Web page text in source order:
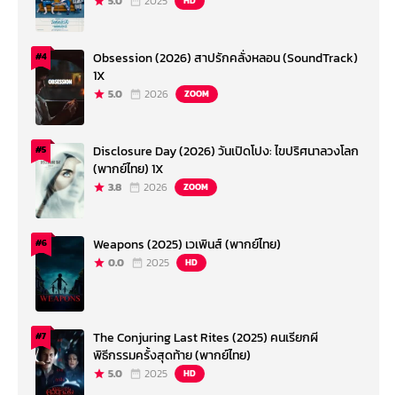
#4
Obsession (2026) สาปรักคลั่งหลอน (SoundTrack)
1X
5.0 2026 ZOOM
#5
Disclosure Day (2026) วันเปิดโปง: ไขปริศนาลวงโลก
(พากย์ไทย) 1X
3.8 2026 ZOOM
#6 Weapons (2025) เวเพินส์ (พากย์ไทย)
0.0 2025 HD
#7
The Conjuring Last Rites (2025) คนเรียกผี
พิธีกรรมครั้งสุดท้าย (พากย์ไทย)
5.0 2025 HD